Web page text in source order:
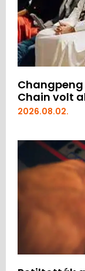
Changpeng
Chain volt
2026.08.02.